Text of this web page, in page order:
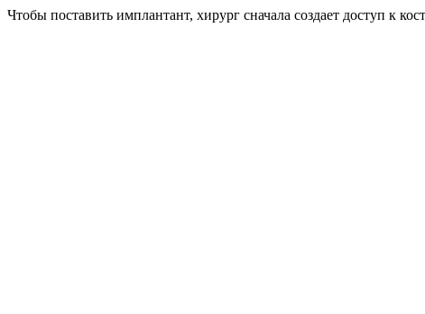
Чтобы поставить имплантант, хирург сначала создает доступ к